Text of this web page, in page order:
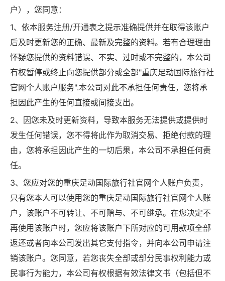
户），您同意：
1、依本服务注册/开通表之提示准确提供并在取得该账户
后及时更新您的正确、最新及完整的资料。若有合理理由
怀疑您提供的资料错误、不实、过时或不完整的，本公司
有权暂停或终止向您提供部分或全部"重庆足动国际旅行社
官网个人账户服务".本公司对此不承担任何责任，您将承
担因此产生的任何直接或间接支出。
2、因您未及时更新资料，导致本服务无法提供或提供时
发生任何错误，您不得将此作为取消交易、拒绝付款的理
由，您将承担因此产生的一切后果，本公司不承担任何责
任。
3、您应对您的重庆足动国际旅行社官网个人账户负责，
只有您本人可以使用您的重庆足动国际旅行社官网个人账
户，该账户不可转让、不可赠与、不可继承。在您决定不
再使用该账户时，您应将该账户下所对应的可用款项全部
返还或者向本公司发出其它支付指令，并向本公司申请注
销该账户。您同意，若您丧失全部或部分民事权利能力或
民事行为能力，本公司有权根据有效法律文书（包括但不